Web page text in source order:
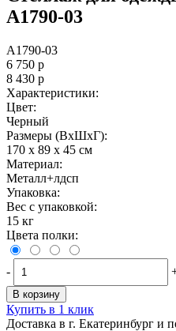
A1790-03
A1790-03
6 750 р
8 430 р
Характеристики:
Цвет:
Черный
Размеры (ВxШxГ):
170 x 89 x 45 см
Материал:
Металл+лдсп
Упаковка:
Вес с упаковкой:
15 кг
Цвета полки:
-
В корзину
Купить в 1 клик
Доставка в г. Екатеринбург и